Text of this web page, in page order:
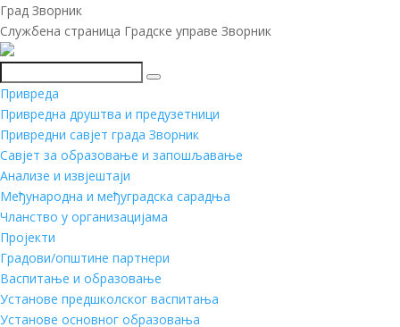
Град Зворник
Службена страница Градске управе Зворник
Претражи
Привреда
Привредна друштва и предузетници
Привредни савјет града Зворник
Савјет за образовање и запошљавање
Анализе и извјештаји
Међународна и међуградска сарадња
Чланство у организацијама
Пројекти
Градови/општине партнери
Васпитање и образовање
Установе предшколског васпитања
Установе основног образовања